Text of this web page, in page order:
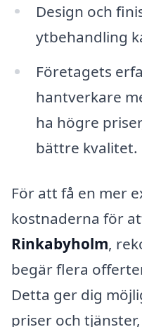
Design och
ytbehandling
Företagets
hantverkare
ha högre
bättre kvalitet.
För att få en mer
kostnaderna för
Rinkabyholm,
begär flera
Detta ger dig
priser och